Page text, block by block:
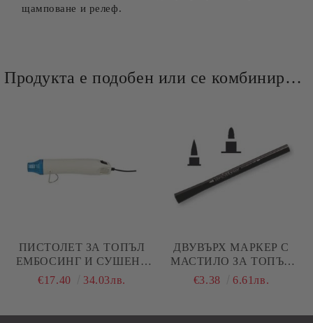
щамповане и релеф.
Продукта е подобен или се комбинира добре и със следните продукти :
ПИСТОЛЕТ ЗА ТОПЪЛ
ЕМБОСИНГ И СУШЕНЕ
НА БОИ И ЛАКОВЕ
€17.40 34.03лв.
ДВУВЪРХ МАРКЕР С
МАСТИЛО ЗА ТОПЪЛ
ЕМБОСИНГ : ЧЕТКА И
€3.38 6.61лв.